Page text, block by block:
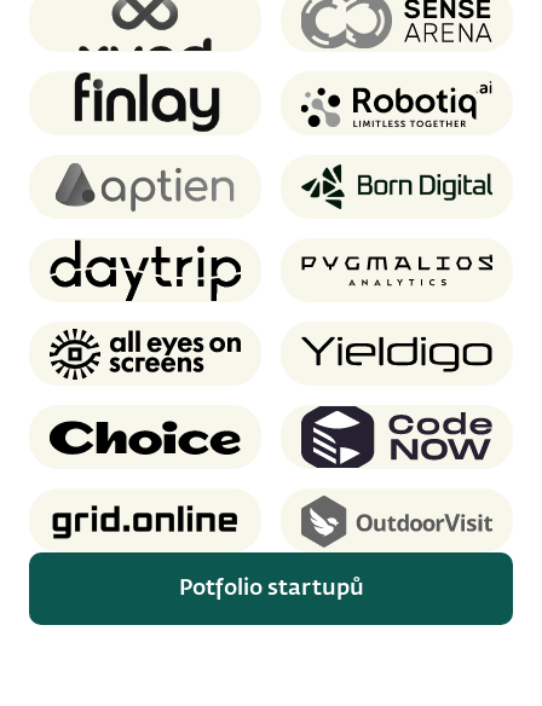
XUND Sense Arena
Finlay Robotiq
Aptien Born Digital
Daytrip Pygmalios analytics
AEOS Yieldigo
Choice CodeNOW
Grid.online OutdoorVisit
Potfolio startupů